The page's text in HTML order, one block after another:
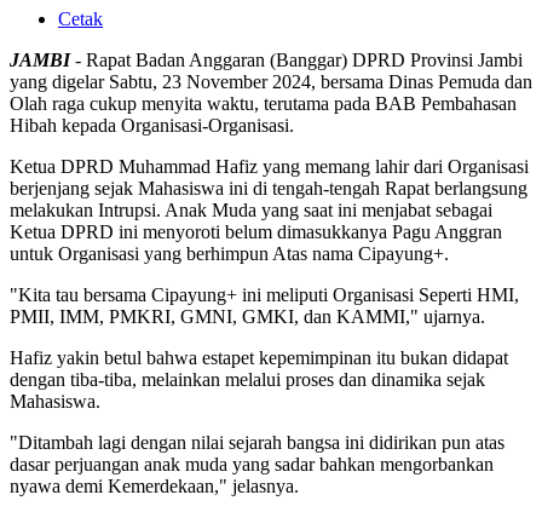
Cetak
JAMBI- Rapat Badan Anggaran (Banggar) DPRD Provinsi Jambi
yang digelar Sabtu, 23 November 2024, bersama Dinas Pemuda dan
Olah raga cukup menyita waktu, terutama pada BAB Pembahasan
Hibah kepada Organisasi-Organisasi.
Ketua DPRD Muhammad Hafiz yang memang lahir dari Organisasi
berjenjang sejak Mahasiswa ini di tengah-tengah Rapat berlangsung
melakukan Intrupsi. Anak Muda yang saat ini menjabat sebagai
Ketua DPRD ini menyoroti belum dimasukkanya Pagu Anggran
untuk Organisasi yang berhimpun Atas nama Cipayung+.
"Kita tau bersama Cipayung+ ini meliputi Organisasi Seperti HMI,
PMII, IMM, PMKRI, GMNI, GMKI, dan KAMMI," ujarnya.
Hafiz yakin betul bahwa estapet kepemimpinan itu bukan didapat
dengan tiba-tiba, melainkan melalui proses dan dinamika sejak
Mahasiswa.
"Ditambah lagi dengan nilai sejarah bangsa ini didirikan pun atas
dasar perjuangan anak muda yang sadar bahkan mengorbankan
nyawa demi Kemerdekaan," jelasnya.